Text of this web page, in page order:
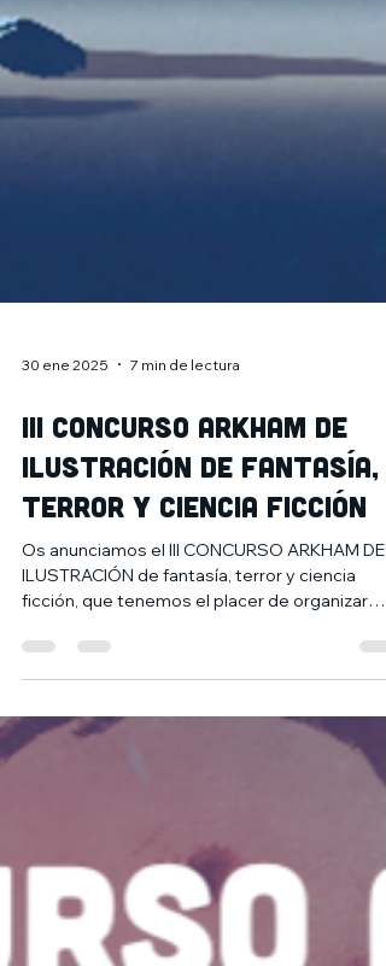
30 ene 2025 7 min de lectura
III CONCURSO ARKHAM DE
ILUSTRACIÓN de fantasía,
terror y ciencia ficción
Os anunciamos el III CONCURSO ARKHAM DE
ficción, que tenemos el placer de organizar
junto al...